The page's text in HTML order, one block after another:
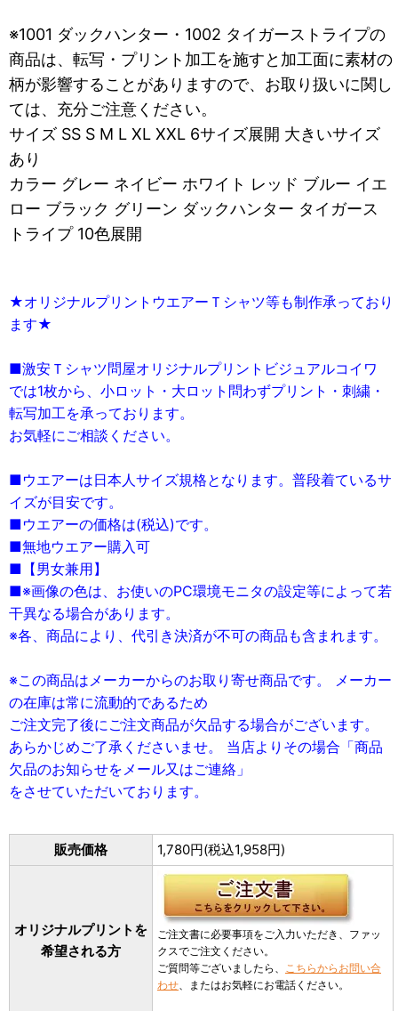
※1001 ダックハンター・1002 タイガーストライプの
商品は、転写・プリント加工を施すと加工面に素材の
柄が影響することがありますので、お取り扱いに関し
ては、充分ご注意ください。
サイズ SS S M L XL XXL 6サイズ展開 大きいサイズ
あり
カラー グレー ネイビー ホワイト レッド ブルー イエ
ロー ブラック グリーン ダックハンター タイガース
トライプ 10色展開
★オリジナルプリントウエアーＴシャツ等も制作承っており
ます★
■激安Ｔシャツ問屋オリジナルプリントビジュアルコイワ
では1枚から、小ロット・大ロット問わずプリント・刺繍・
転写加工を承っております。
お気軽にご相談ください。
■ウエアーは日本人サイズ規格となります。普段着ているサ
イズが目安です。
■ウエアーの価格は(税込)です。
■無地ウエアー購入可
■【男女兼用】
■※画像の色は、お使いのPC環境モニタの設定等によって若
干異なる場合があります。
※各、商品により、代引き決済が不可の商品も含まれます。
※この商品はメーカーからのお取り寄せ商品です。 メーカー
の在庫は常に流動的であるため
ご注文完了後にご注文商品が欠品する場合がございます。
あらかじめご了承くださいませ。 当店よりその場合「商品
欠品のお知らせをメール又はご連絡」
をさせていただいております。
販売価格 1,780円(税込1,958円)
オリジナルプリントを
希望される方
ご注文書に必要事項をご入力いただき、ファッ
クスでご注文ください。
ご質問等ございましたら、 こちらからお問い合
わせ、またはお気軽にお電話ください。